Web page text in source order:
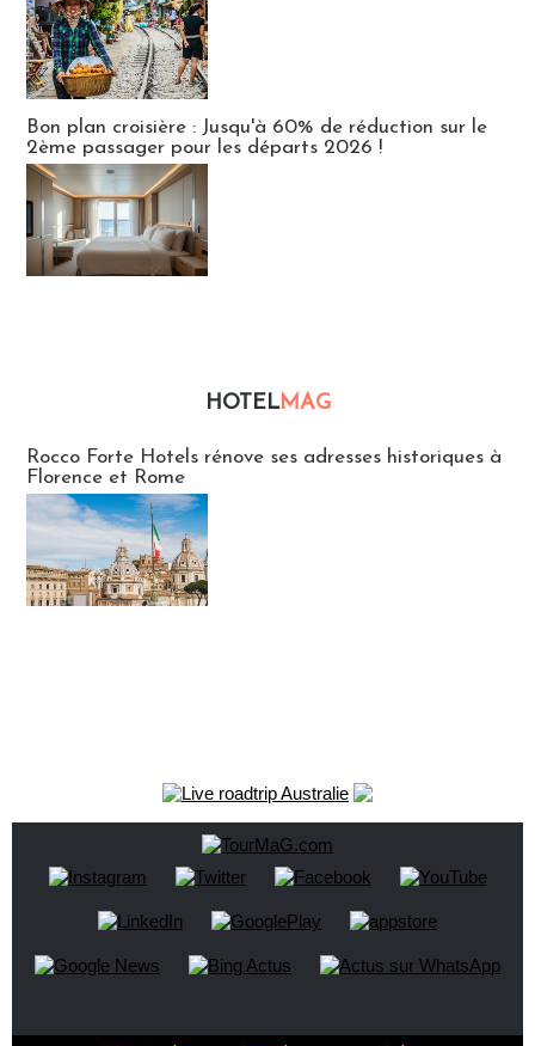
Bon plan croisière : Jusqu'à 60% de réduction sur le
2ème passager pour les départs 2026 !
HOTELMAG
Rocco Forte Hotels rénove ses adresses historiques à
Florence et Rome